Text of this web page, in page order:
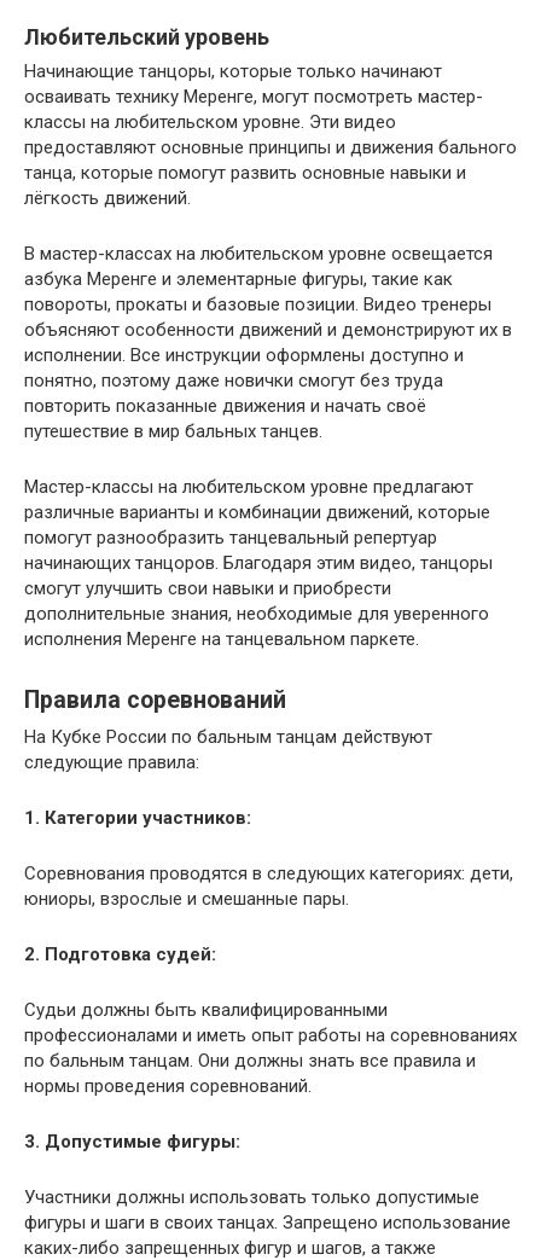
Любительский уровень
Начинающие танцоры, которые только начинают
осваивать технику Меренге, могут посмотреть мастер-
классы на любительском уровне. Эти видео
предоставляют основные принципы и движения бального
танца, которые помогут развить основные навыки и
лёгкость движений.
В мастер-классах на любительском уровне освещается
азбука Меренге и элементарные фигуры, такие как
повороты, прокаты и базовые позиции. Видео тренеры
объясняют особенности движений и демонстрируют их в
исполнении. Все инструкции оформлены доступно и
понятно, поэтому даже новички смогут без труда
повторить показанные движения и начать своё
путешествие в мир бальных танцев.
Мастер-классы на любительском уровне предлагают
различные варианты и комбинации движений, которые
помогут разнообразить танцевальный репертуар
начинающих танцоров. Благодаря этим видео, танцоры
смогут улучшить свои навыки и приобрести
дополнительные знания, необходимые для уверенного
исполнения Меренге на танцевальном паркете.
Правила соревнований
На Кубке России по бальным танцам действуют
следующие правила:
1. Категории участников:
Соревнования проводятся в следующих категориях: дети,
юниоры, взрослые и смешанные пары.
2. Подготовка судей:
Судьи должны быть квалифицированными
профессионалами и иметь опыт работы на соревнованиях
по бальным танцам. Они должны знать все правила и
нормы проведения соревнований.
3. Допустимые фигуры:
Участники должны использовать только допустимые
фигуры и шаги в своих танцах. Запрещено использование
каких-либо запрещенных фигур и шагов, а также